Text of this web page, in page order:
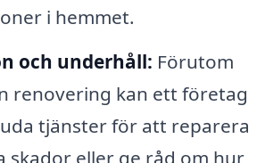
i hemmet.
och underhåll: Förutom
renovering kan ett företag
tjänster för att reparera
skador eller ge råd om hur